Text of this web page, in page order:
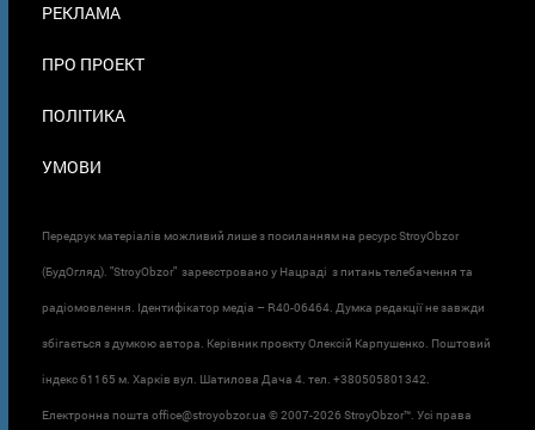
РЕКЛАМА
ПРО ПРОЕКТ
ПОЛІТИКА
УМОВИ
Передрук матеріалів можливий лише з посиланням на ресурс StroyObzor
(БудОгляд). "StroyObzor" зареєстровано у Нацраді з питань телебачення та
радіомовлення. Ідентифікатор медіа – R40-06464. Думка редакції не завжди
збігається з думкою автора. Керівник проєкту Олексій Карпушенко. Поштовий
індекс 61165 м. Харків вул. Шатилова Дача 4. тел. +380505801342.
Електронна пошта office@stroyobzor.ua © 2007-2026 StroyObzor™. Усі права